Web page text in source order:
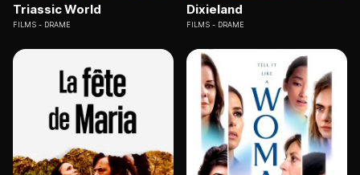
Triassic World
FILMS DRAME
Dixieland
FILMS DRAME